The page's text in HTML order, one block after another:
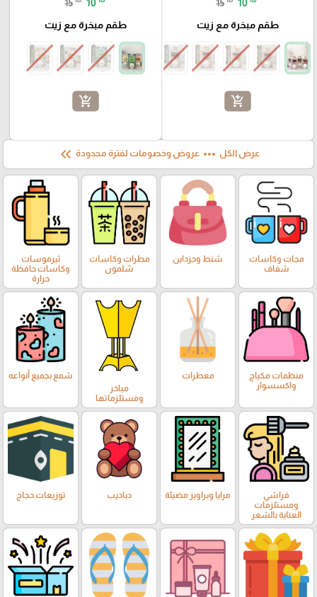
15 10
طقم مبخرة مع زيت
add_shopping_cart
15 10
طقم مبخرة مع زيت
add_shopping_cart
عرض الكل more_horiz عروض وخصومات لفترة محدودة keyboard_double_arrow_left
مجات وكاسات
شفاف
شنط وجزداين
مطرات وكاسات
شلمون
ثيرموسات
وكاسات حافظة
حرارة
منظمات مكياج
واكسسوار
معطرات
مباخر
ومستلزماتها
شمع بجميع أنواعه
فراشي
ومستلزمات
العناية بالشعر
مرايا وبراويز مضيئة دباديب توزيعات حجاج